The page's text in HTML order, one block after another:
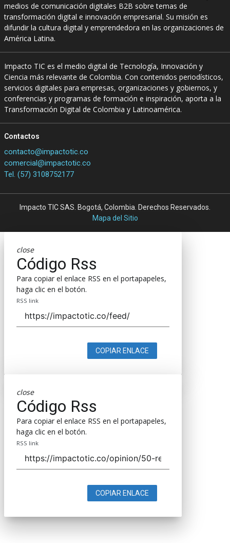
medios de comunicación digitales B2B sobre temas de
transformación digital e innovación empresarial. Su misión es
difundir la cultura digital y emprendedora en las organizaciones de
América Latina.
Impacto TIC es el medio digital de Tecnología, Innovación y
Ciencia más relevante de Colombia. Con contenidos periodísticos,
servicios digitales para empresas, organizaciones y gobiernos, y
conferencias y programas de formación e inspiración, aporta a la
Transformación Digital de Colombia y Latinoamérica.
Contactos
contacto@impactotic.co
comercial@impactotic.co
Tel. (57) 3108752177
Impacto TIC SAS. Bogotá, Colombia. Derechos Reservados.
Mapa del Sitio
close
Código Rss
Para copiar el enlace RSS en el portapapeles,
haga clic en el botón.
RSS link
COPIAR ENLACE
close
Código Rss
Para copiar el enlace RSS en el portapapeles,
haga clic en el botón.
RSS link
COPIAR ENLACE